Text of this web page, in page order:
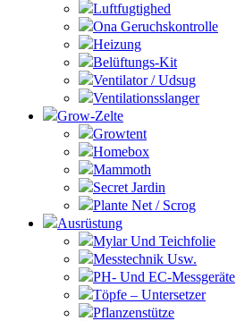
Luftfugtighed
Ona Geruchskontrolle
Heizung
Belüftungs-Kit
Ventilator / Udsug
Ventilationsslanger
Grow-Zelte
Growtent
Homebox
Mammoth
Secret Jardin
Plante Net / Scrog
Ausrüstung
Mylar Und Teichfolie
Messtechnik Usw.
PH- Und EC-Messgeräte
Töpfe – Untersetzer
Pflanzenstütze